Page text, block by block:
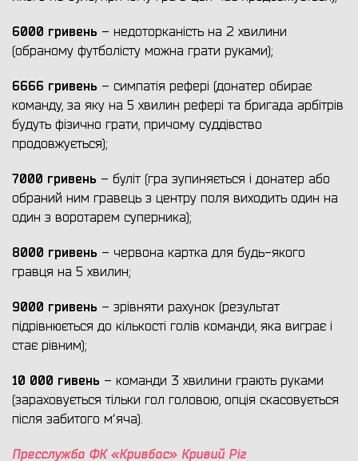
6000 гривень – недоторканість на 2 хвилини
(обраному футболісту можна грати руками);
6666 гривень – симпатія рефері (донатер обирає
команду, за яку на 5 хвилин рефері та бригада арбітрів
будуть фізично грати, причому суддівство
продовжується);
7000 гривень – буліт (гра зупиняється і донатер або
обраний ним гравець з центру поля виходить один на
один з воротарем суперника);
8000 гривень – червона картка для будь-якого
гравця на 5 хвилин;
9000 гривень – зрівняти рахунок (результат
підрівнюється до кількості голів команди, яка виграє і
стає рівним);
10 000 гивень – команди 3 хвилини грають руками
(зараховується тільки гол головою, опція скасовується
після забитого мʼяча).
Пресслужба ФК «Кривбас» Кривий Ріг